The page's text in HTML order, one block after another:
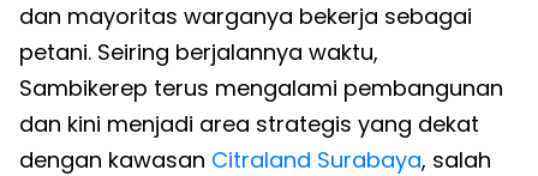
dan mayoritas warganya bekerja sebagai
petani. Seiring berjalannya waktu,
Sambikerep terus mengalami pembangunan
dan kini menjadi area strategis yang dekat
dengan kawasan Citraland Surabaya, salah